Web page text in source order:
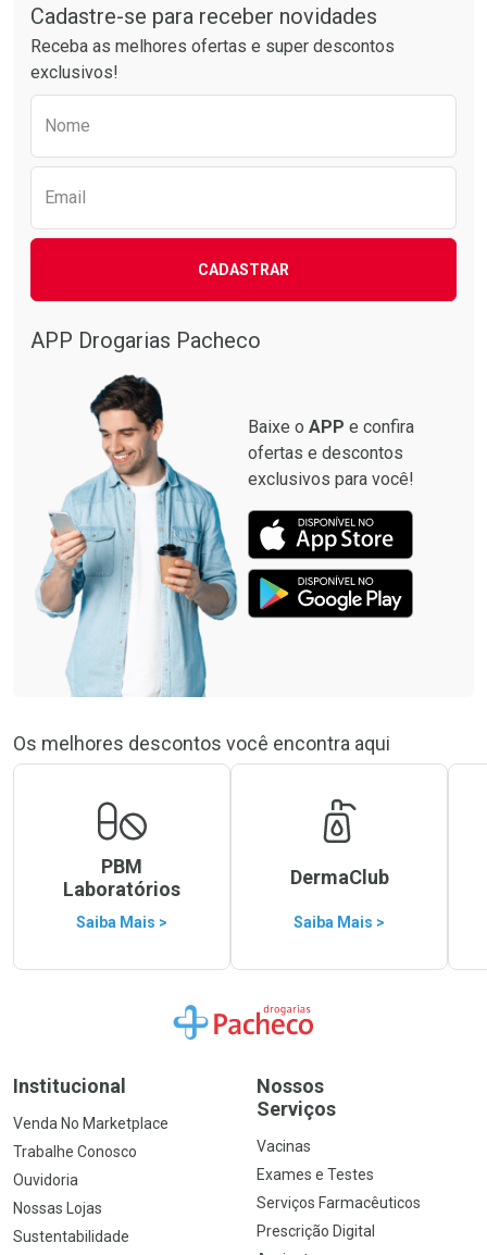
Por R$ 17,59/cada
Por R$ 50,25/cada
Cadastre-se para receber novidades
Receba as melhores ofertas e super descontos
exclusivos!
Nome
Email
CADASTRAR
APP Drogarias Pacheco
Baixe o APP e confira
ofertas e descontos
exclusivos para você!
Os melhores descontos você encontra aqui
PBM
Laboratórios
Saiba Mais >
DermaClub
Saiba Mais >
Ir para a Home
Institucional
Venda No Marketplace
Trabalhe Conosco
Ouvidoria
Nossas Lojas
Sustentabilidade
Nossos
Serviços
Vacinas
Exames e Testes
Serviços Farmacêuticos
Prescrição Digital